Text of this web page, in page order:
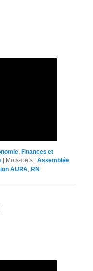
, Finances et
Mots-clefs : Assemblée
AURA, RN